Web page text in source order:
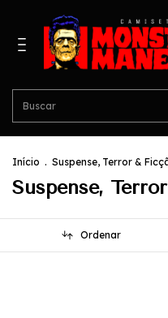
Início . Suspense, Terror &
Suspense,
Ordenar